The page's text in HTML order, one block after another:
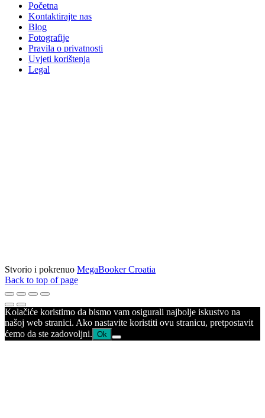
Početna
Kontaktirajte nas
Blog
Fotografije
Pravila o privatnosti
Uvjeti korištenja
Legal
Stvorio i pokrenuo MegaBooker Croatia
Back to top of page
Kolačiće koristimo da bismo vam osigurali najbolje iskustvo na
našoj web stranici. Ako nastavite koristiti ovu stranicu, pretpostavit
ćemo da ste zadovoljni. Ok